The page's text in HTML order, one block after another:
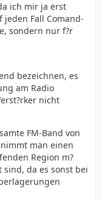
ich mir ja erst
jeden Fall Comand-
sondern nur f?r
bezeichnen, es
am Radio
nicht
FM-Band von
man einen
Region m?
da es sonst bei